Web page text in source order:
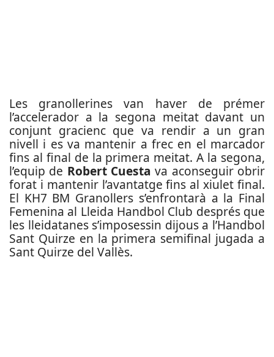
Les granollerines van haver de prémer
l’accelerador a la segona meitat davant un
conjunt gracienc que va rendir a un gran
nivell i es va mantenir a frec en el marcador
fins al final de la primera meitat. A la segona,
l’equip de Robert Cuestava aconseguir obrir
forat i mantenir l’avantatge fins al xiulet final.
El KH7 BM Granollers s’enfrontarà a la Final
Femenina al Lleida Handbol Club després que
les lleidatanes s’imposessin dijous a l’Handbol
Sant Quirze en la primera semifinal jugada a
Sant Quirze del Vallès.